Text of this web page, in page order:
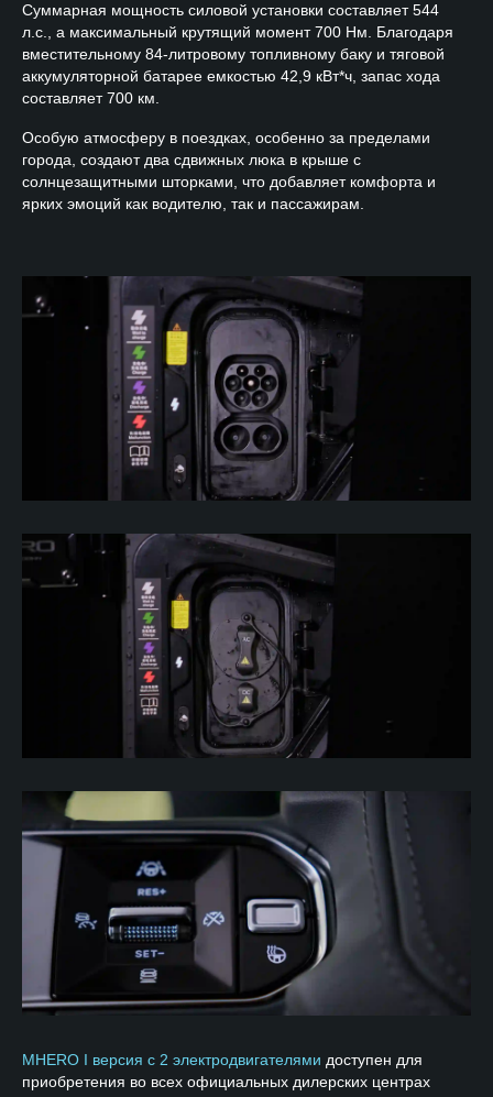
Суммарная мощность силовой установки составляет 544
л.с., а максимальный крутящий момент 700 Нм. Благодаря
вместительному 84-литровому топливному баку и тяговой
аккумуляторной батарее емкостью 42,9 кВт*ч, запас хода
составляет 700 км.
Особую атмосферу в поездках, особенно за пределами
города, создают два сдвижных люка в крыше с
солнцезащитными шторками, что добавляет комфорта и
ярких эмоций как водителю, так и пассажирам.
MHERO I версия с 2 электродвигателями доступен для
приобретения во всех официальных дилерских центрах